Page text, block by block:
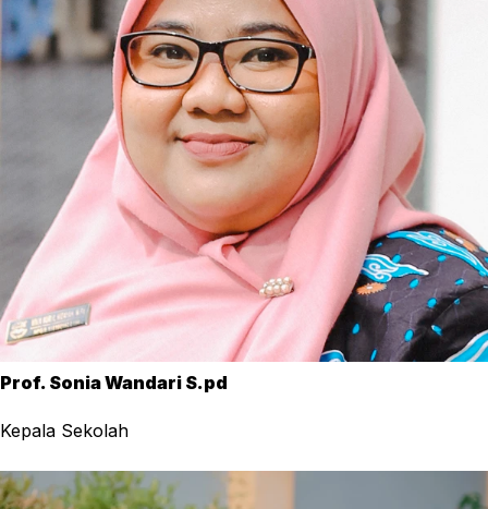
Prof. Sonia Wandari S.pd
Kepala Sekolah